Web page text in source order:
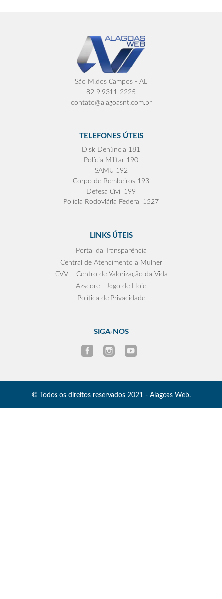
São M.dos Campos - AL
82 9.9311-2225
contato@alagoasnt.com.br
TELEFONES ÚTEIS
Disk Denúncia 181
Polícia Militar 190
SAMU 192
Corpo de Bombeiros 193
Defesa Civil 199
Polícia Rodoviária Federal 1527
LINKS ÚTEIS
Portal da Transparência
Central de Atendimento a Mulher
CVV – Centro de Valorização da Vida
Azscore - Jogo de Hoje
Política de Privacidade
SIGA-NOS
© Todos os direitos reservados 2021 - Alagoas Web.